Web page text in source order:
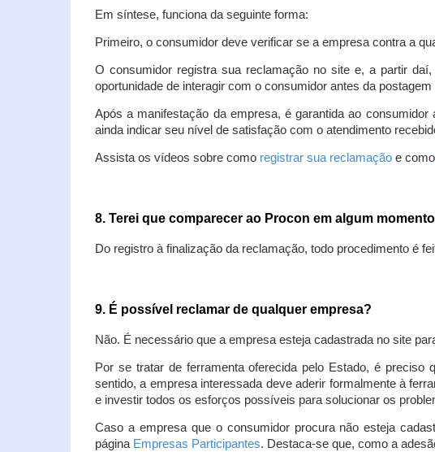
Em síntese, funciona da seguinte forma:
Primeiro, o consumidor deve verificar se a empresa contra a
O consumidor registra sua reclamação no site e, a partir
oportunidade de interagir com o consumidor antes da
Após a manifestação da empresa, é garantida ao
ainda indicar seu nível de satisfação com o atendimento
Assista os vídeos sobre como registrar sua reclamação e como
8. Terei que comparecer ao Procon em algum
Do registro à finalização da reclamação, todo procedimento é
9. É possível reclamar de qualquer empresa?
Não. É necessário que a empresa esteja cadastrada no site
Por se tratar de ferramenta oferecida pelo Estado, é
sentido, a empresa interessada deve aderir formalmente à
e investir todos os esforços possíveis para solucionar os
Caso a empresa que o consumidor procura não esteja
página Empresas Participantes. Destaca-se que, como a